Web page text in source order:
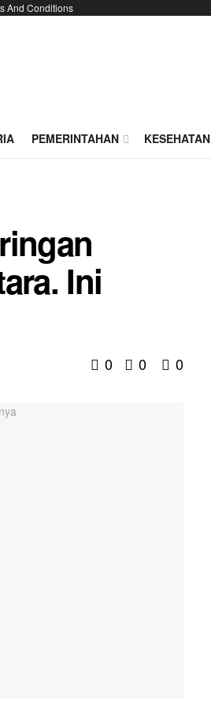
And Conditions
PEMERINTAHAN KESEHATAN
Ini
0 0 0